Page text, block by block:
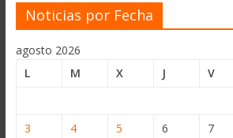
Noticias por Fecha
agosto 2026
L
M X J V
3
4 5 6 7